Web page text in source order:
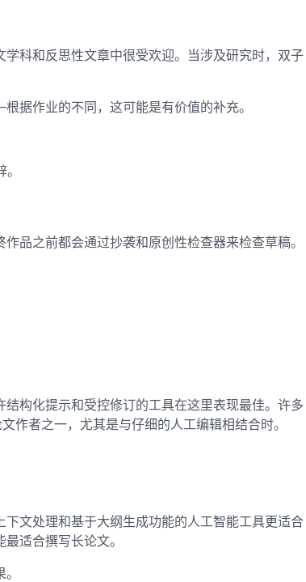
科和反思性文章中很受欢迎。当涉及研究时，双子
作业的不同，这可能是有价值的补充。
品之前都会通过抄袭和原创性检查器来检查草稿。
构化提示和受控修订的工具在这里表现最佳。许多
作者之一，尤其是与仔细的人工编辑相结合时。
文处理和基于大纲生成功能的人工智能工具更适合
适合撰写长论文。